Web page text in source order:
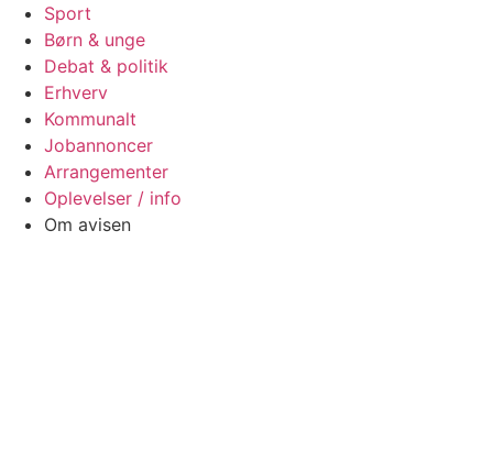
Sport
Børn & unge
Debat & politik
Erhverv
Kommunalt
Jobannoncer
Arrangementer
Oplevelser / info
Om avisen